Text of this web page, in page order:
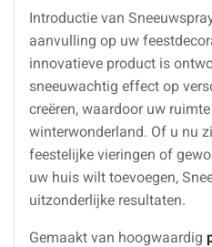
Introductie van
aanvulling op uw
innovatieve product is
sneeuwachtig effect op
creëren, waardoor uw
winterwonderland. Of u nu
feestelijke vieringen of
uw huis wilt toevoegen,
uitzonderlijke resultaten.
Gemaakt van hoogwaardig